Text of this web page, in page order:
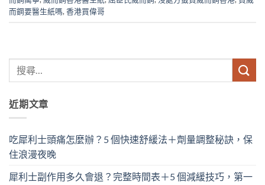
而鋼要醫生紙嗎, 香港買偉哥
近期文章
吃犀利士頭痛怎麼辦？5 個快速舒緩法＋劑量調整秘訣，保
住浪漫夜晚
犀利士副作用多久會退？完整時間表＋5 個減緩技巧，第一